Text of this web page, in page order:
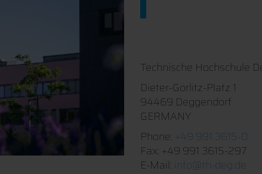
Technische Hochschule
Dieter-Görlitz-Platz 1
94469 Deggendorf
GERMANY
Phone: +49 991 3615-0
Fax: +49 991 3615-297
E-Mail: info@th-deg.de